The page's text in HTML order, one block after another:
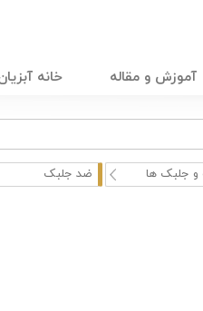
آموزش و مقاله خانه
و جلبک ها ضد جلبک